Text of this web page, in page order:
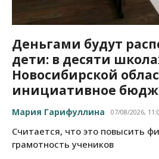
Деньгами будут
дети: в десяти
Новосибирской
инициативное
Мария Гарифуллина 07/08/2026,
Считается, что это повысить
грамотность учеников